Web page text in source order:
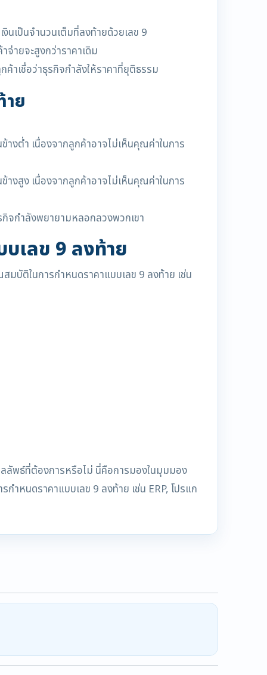
นเป็นจำนวนเต็มที่ลงท้ายด้วยเลข 9
จ่ายจะสูงกว่าราคาเดิม
าเชื่อว่าธุรกิจกำลังให้ราคาที่ยุติธรรม
าย
งต่ำ เนื่องจากลูกค้าอาจไม่เห็นคุณค่าในการ
งสูง เนื่องจากลูกค้าอาจไม่เห็นคุณค่าในการ
กิจกำลังพยายามหลอกลวงพวกเขา
เลข 9 ลงท้าย
ติในการกำหนดราคาแบบเลข 9 ลงท้าย เช่น
ลัพธ์ที่ต้องการหรือไม่ นี่คือการมองในมุมมอง
หนดราคาแบบเลข 9 ลงท้าย เช่น ERP, โปรแก